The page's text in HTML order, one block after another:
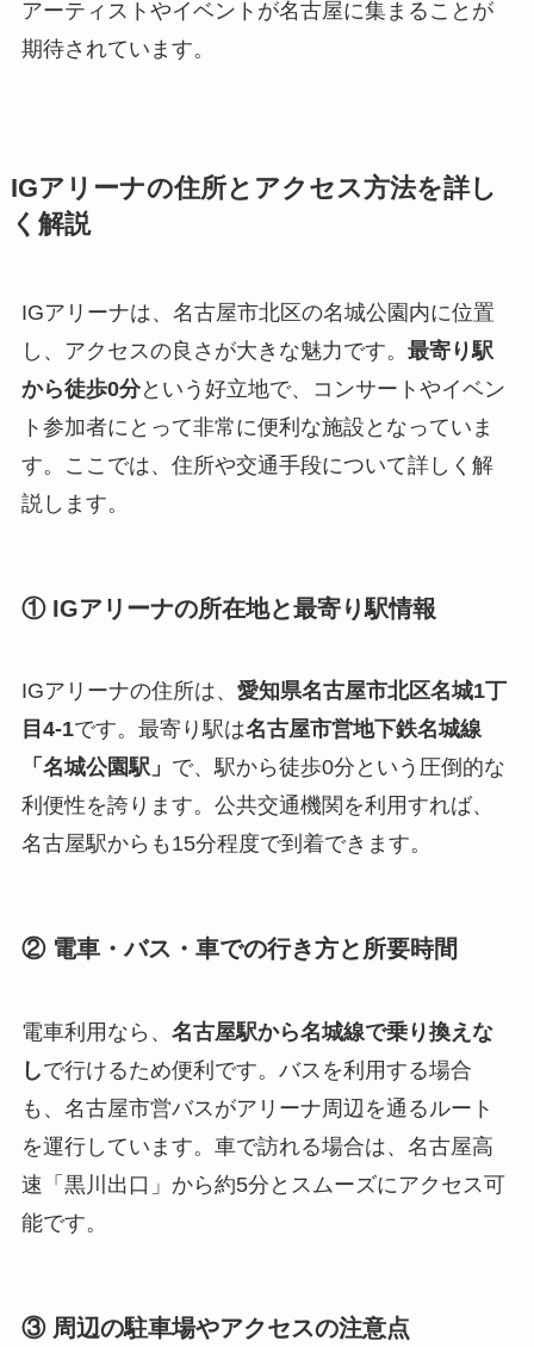
アーティストやイベントが名古屋に集まることが
期待されています。
IGアリーナの住所とアクセス方法を詳し
く解説
IGアリーナは、名古屋市北区の名城公園内に位置
し、アクセスの良さが大きな魅力です。 最寄り駅
から徒歩0分という好立地で、コンサートやイベン
ト参加者にとって非常に便利な施設となっていま
す。ここでは、住所や交通手段について詳しく解
説します。
① IGアリーナの所在地と最寄り駅情報
IGアリーナの住所は、 愛知県名古屋市北区名城1丁
目4-1です。最寄り駅は名古屋市営地下鉄名城線
「名城公園駅」 で、駅から徒歩0分という圧倒的な
利便性を誇ります。公共交通機関を利用すれば、
名古屋駅からも15分程度で到着できます。
② 電車・バス・車での行き方と所要時間
電車利用なら、 名古屋駅から名城線で乗り換えな
しで行けるため便利です。バスを利用する場合
も、名古屋市営バスがアリーナ周辺を通るルート
を運行しています。車で訪れる場合は、名古屋高
速「黒川出口」から約5分とスムーズにアクセス可
能です。
③ 周辺の駐車場やアクセスの注意点